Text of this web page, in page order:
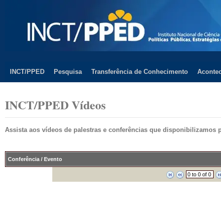
INCT/PPED Pesquisa Transferência de Conhecimento
INCT/PPED Vídeos
Assista aos vídeos de palestras e conferências que disponibilizamos
Conferência / Evento